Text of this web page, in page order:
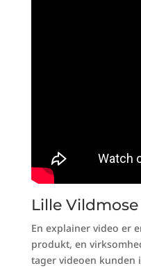
Lille
En explainer video er
produkt, en
tager videoen kunden